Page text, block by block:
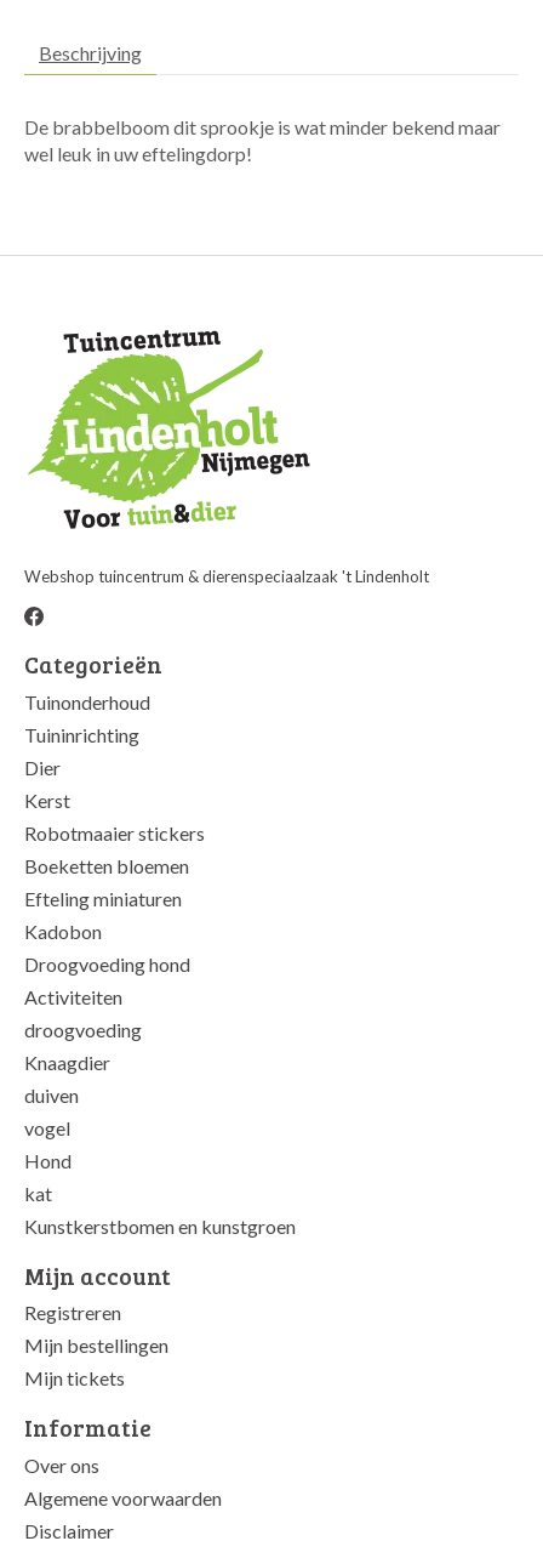
Beschrijving
De brabbelboom dit sprookje is wat minder bekend maar
wel leuk in uw eftelingdorp!
Webshop tuincentrum & dierenspeciaalzaak 't Lindenholt
Categorieën
Tuinonderhoud
Tuininrichting
Dier
Kerst
Robotmaaier stickers
Boeketten bloemen
Efteling miniaturen
Kadobon
Droogvoeding hond
Activiteiten
droogvoeding
Knaagdier
duiven
vogel
Hond
kat
Kunstkerstbomen en kunstgroen
Mijn account
Registreren
Mijn bestellingen
Mijn tickets
Informatie
Over ons
Algemene voorwaarden
Disclaimer